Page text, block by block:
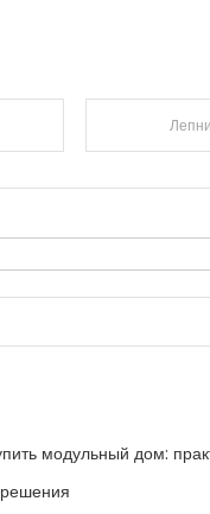
по
модульный дом: